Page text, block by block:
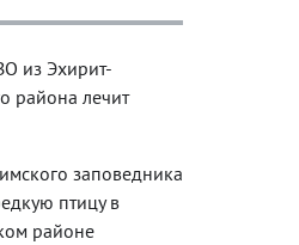
из Эхирит-
района лечит
заповедника
птицу в
районе